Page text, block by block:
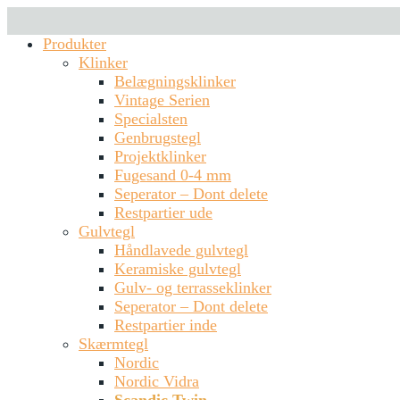
Produkter
Klinker
Belægningsklinker
Vintage Serien
Specialsten
Genbrugstegl
Projektklinker
Fugesand 0-4 mm
Seperator – Dont delete
Restpartier ude
Gulvtegl
Håndlavede gulvtegl
Keramiske gulvtegl
Gulv- og terrasseklinker
Seperator – Dont delete
Restpartier inde
Skærmtegl
Nordic
Nordic Vidra